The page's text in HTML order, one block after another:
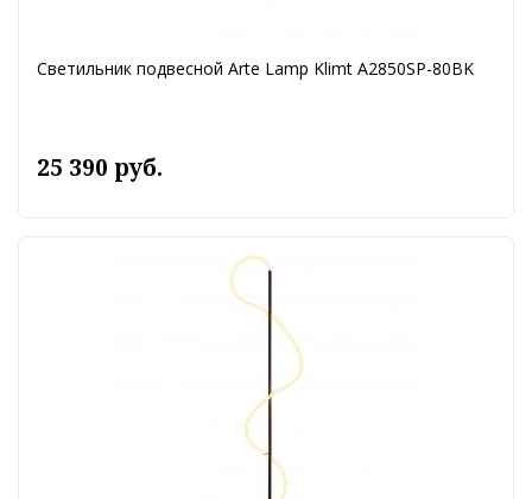
Светильник подвесной Arte Lamp Klimt A2850SP-80BK
25 390 руб.